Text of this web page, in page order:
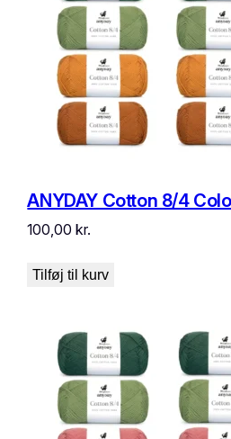
ANYDAY Cotton 8/4
100,00kr.
Tilføj til kurv